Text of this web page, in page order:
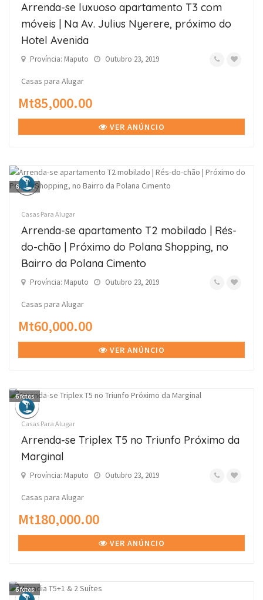
Arrenda-se luxuoso apartamento T3 com
móveis | Na Av. Julius Nyerere, próximo do
Hotel Avenida
Província: Maputo Outubro 23, 2019
Casas para Alugar
Mt85,000.00
VER ANÚNCIO
6fotos
Casas Para Alugar
Arrenda-se apartamento T2 mobilado | Rés-
do-chão | Próximo do Polana Shopping, no
Bairro da Polana Cimento
Província: Maputo Outubro 23, 2019
Casas para Alugar
Mt60,000.00
VER ANÚNCIO
6fotos
Casas Para Alugar
Arrenda-se Triplex T5 no Triunfo Próximo da
Marginal
Província: Maputo Outubro 23, 2019
Casas para Alugar
Mt180,000.00
VER ANÚNCIO
6fotos